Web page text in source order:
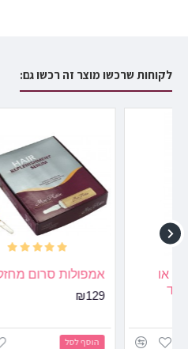
לא טוב
המשך
לקוחות שרכשו מוצר זה רכשו גם:
אמפולות סרום מחזק שיער
הוסף לסל